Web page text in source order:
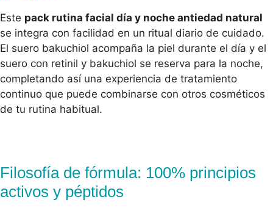
Este pack rutina facial día y noche antiedad natural
se integra con facilidad en un ritual diario de cuidado.
El suero bakuchiol acompaña la piel durante el día y el
suero con retinil y bakuchiol se reserva para la noche,
completando así una experiencia de tratamiento
continuo que puede combinarse con otros cosméticos
de tu rutina habitual.
Filosofía de fórmula: 100% principios
activos y péptidos